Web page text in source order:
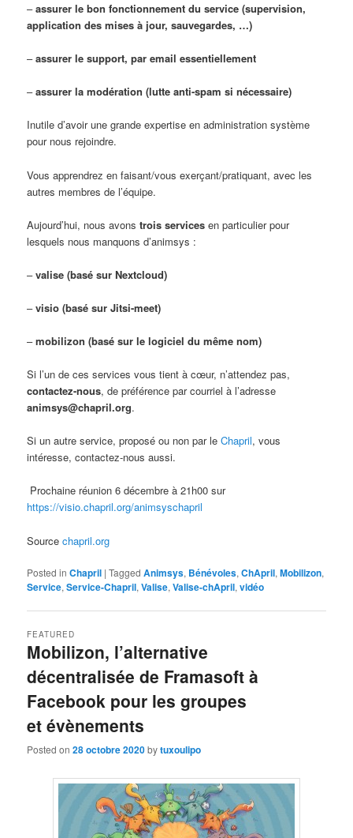
–assurer le bon fonctionnement du service (supervision,
application des mises à jour, sauvegardes, …)
–assurer le support, par email essentiellement
–assurer la modération (lutte anti-spam si nécessaire)
Inutile d’avoir une grande expertise en administration système
pour nous rejoindre.
Vous apprendrez en faisant/vous exerçant/pratiquant, avec les
autres membres de l’équipe.
Aujourd’hui, nous avonstrois services en particulier pour
lesquels nous manquons d’animsys :
–valise (basé sur Nextcloud)
–visio (basé sur Jitsi-meet)
–mobilizon (basé sur le logiciel du même nom)
Si l’un de ces services vous tient à cœur, n’attendez pas,
contactez-nous, de préférence par courriel à l’adresse
animsys@chapril.org.
Si un autre service, proposé ou non par leChapril, vous
intéresse, contactez-nous aussi.
Prochaine réunion 6 décembre à 21h00 sur
https://visio.chapril.org/animsyschapril
Sourcechapril.org
Posted in Chapril |Tagged Animsys, Bénévoles,ChApril,Mobilizon,
Service,Service-Chapril,Valise,Valise-chApril,vidéo
Mobilizon, l’alternative
décentralisée de Framasoft à
Facebook pour les groupes
et évènements
FEATURED
Posted on28 octobre 2020bytuxoulipo